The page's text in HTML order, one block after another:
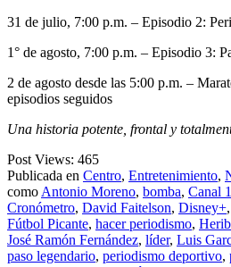
31 de julio, 7:00 p.m. – Episodio 2:
1° de agosto, 7:00 p.m. – Episodio 3:
2 de agosto desde las 5:00 p.m. –
episodios seguidos
Una historia potente, frontal y
Post Views: 465
Publicada en Centro, Entretenimiento,
como Antonio Moreno, bomba, Canal
Cronómetro, David Faitelson, Disney+,
Fútbol Picante, hacer periodismo,
José Ramón Fernández, líder, Luis
paso legendario, periodismo deportivo,